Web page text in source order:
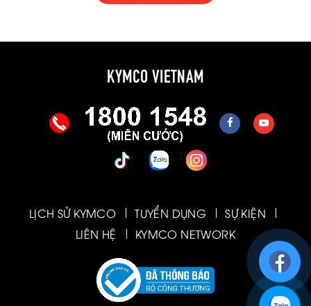
KYMCO VIETNAM
LỊCH SỬ KYMCO TUYỂN DỤNG
SỰ KIỆN
LIÊN HỆ
KYMCO NETWORK